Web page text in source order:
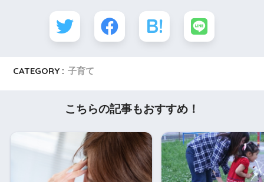
CATEGORY : 子育て
こちらの記事もおすすめ！